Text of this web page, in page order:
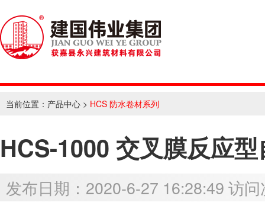
当前位置： 产品中心 > HCS 防水卷材系列
HCS-1000 交叉膜反应
发布日期：2020-6-27 16:28:49 访